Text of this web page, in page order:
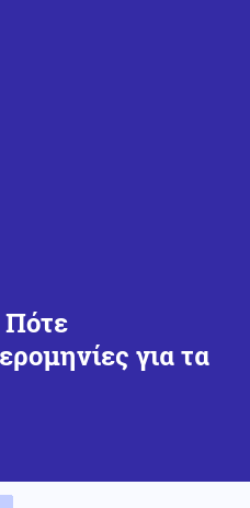
Πότε
για τα